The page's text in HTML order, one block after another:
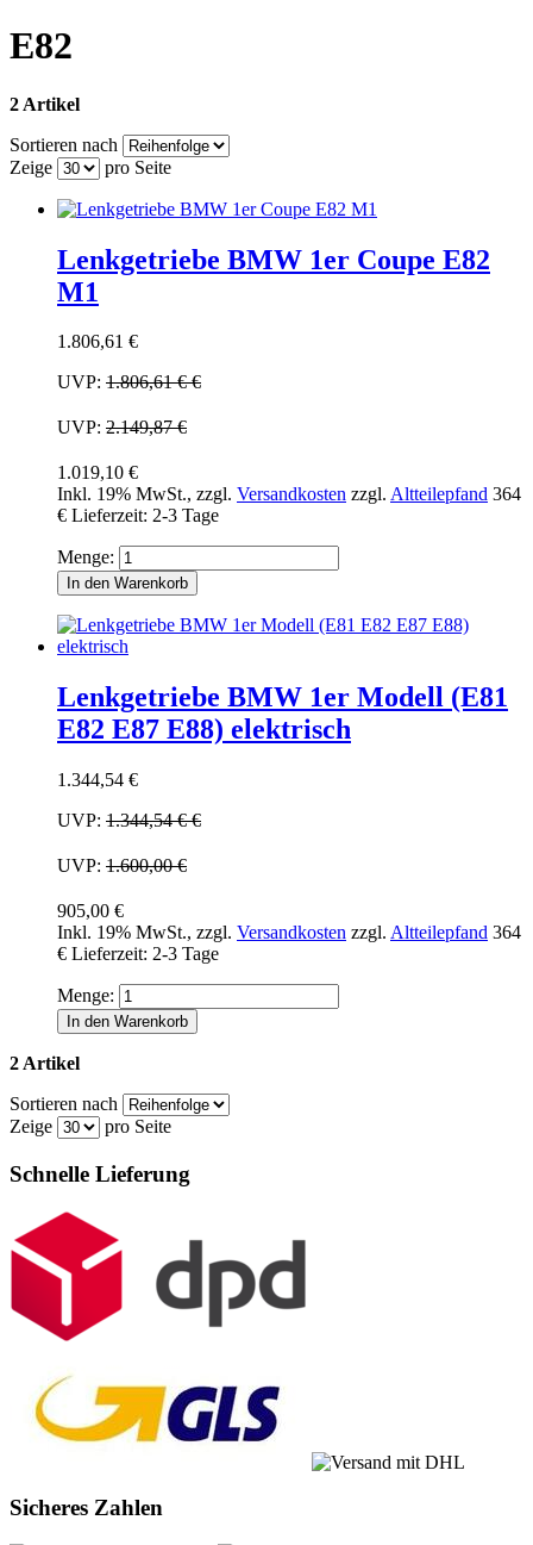
E82
2 Artikel
Sortieren nach
Zeige
pro Seite
Lenkgetriebe BMW 1er Coupe E82
M1
1.806,61 €
UVP: 1.806,61 €€
UVP: 2.149,87 €
1.019,10 €
Inkl. 19% MwSt., zzgl. Versandkosten zzgl. Altteilepfand 364
€ Lieferzeit: 2-3 Tage
Menge:
In den Warenkorb
Lenkgetriebe BMW 1er Modell (E81
E82 E87 E88) elektrisch
1.344,54 €
UVP: 1.344,54 €€
UVP: 1.600,00 €
905,00 €
Inkl. 19% MwSt., zzgl. Versandkosten zzgl. Altteilepfand 364
€ Lieferzeit: 2-3 Tage
Menge:
In den Warenkorb
2 Artikel
Sortieren nach
Zeige
pro Seite
Schnelle Lieferung
Sicheres Zahlen